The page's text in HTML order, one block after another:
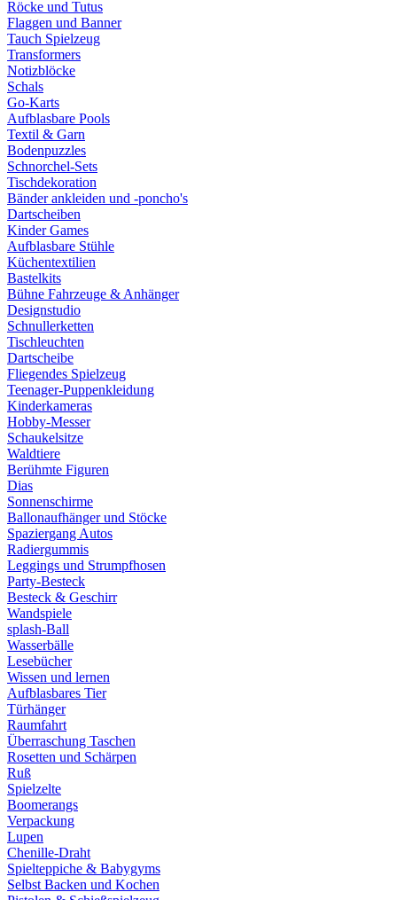
Röcke und Tutus
Flaggen und Banner
Tauch Spielzeug
Transformers
Notizblöcke
Schals
Go-Karts
Aufblasbare Pools
Textil & Garn
Bodenpuzzles
Schnorchel-Sets
Tischdekoration
Bänder ankleiden und -poncho's
Dartscheiben
Kinder Games
Aufblasbare Stühle
Küchentextilien
Bastelkits
Bühne Fahrzeuge & Anhänger
Designstudio
Schnullerketten
Tischleuchten
Dartscheibe
Fliegendes Spielzeug
Teenager-Puppenkleidung
Kinderkameras
Hobby-Messer
Schaukelsitze
Waldtiere
Berühmte Figuren
Dias
Sonnenschirme
Ballonaufhänger und Stöcke
Spaziergang Autos
Radiergummis
Leggings und Strumpfhosen
Party-Besteck
Besteck & Geschirr
Wandspiele
splash-Ball
Wasserbälle
Lesebücher
Wissen und lernen
Aufblasbares Tier
Türhänger
Raumfahrt
Überraschung Taschen
Rosetten und Schärpen
Ruß
Spielzelte
Boomerangs
Verpackung
Lupen
Chenille-Draht
Spielteppiche & Babygyms
Selbst Backen und Kochen